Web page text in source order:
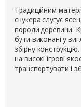
Традиційним
снукера слугує
породи деревини.
бути виконані у
збірну
на високі ігрові
транспортувати і